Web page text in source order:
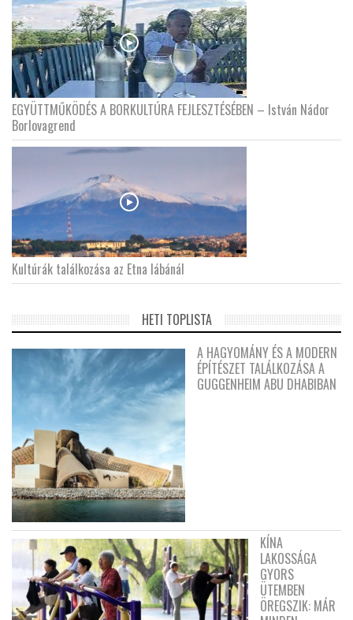
EGYÜTTMŰKÖDÉS A BORKULTÚRA FEJLESZTÉSÉBEN – István Nádor
Borlovagrend
Kultúrák találkozása az Etna lábánál
HETI TOPLISTA
A HAGYOMÁNY ÉS A MODERN
ÉPÍTÉSZET TALÁLKOZÁSA A
GUGGENHEIM ABU DHABIBAN
KÍNA
LAKOSSÁGA
GYORS
ÜTEMBEN
ÖREGSZIK: MÁR